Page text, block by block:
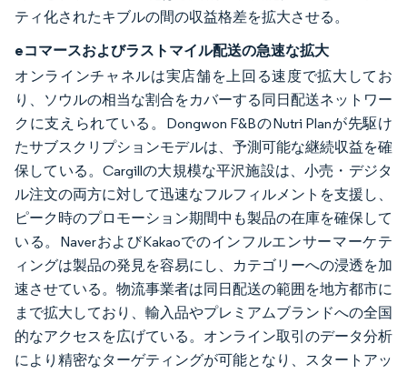
ティ化されたキブルの間の収益格差を拡大させる。
eコマースおよびラストマイル配送の急速な拡大
オンラインチャネルは実店舗を上回る速度で拡大してお
り、ソウルの相当な割合をカバーする同日配送ネットワー
クに支えられている。Dongwon F&BのNutri Planが先駆け
たサブスクリプションモデルは、予測可能な継続収益を確
保している。Cargillの大規模な平沢施設は、小売・デジタ
ル注文の両方に対して迅速なフルフィルメントを支援し、
ピーク時のプロモーション期間中も製品の在庫を確保して
いる。NaverおよびKakaoでのインフルエンサーマーケテ
ィングは製品の発見を容易にし、カテゴリーへの浸透を加
速させている。物流事業者は同日配送の範囲を地方都市に
まで拡大しており、輸入品やプレミアムブランドへの全国
的なアクセスを広げている。オンライン取引のデータ分析
により精密なターゲティングが可能となり、スタートアッ